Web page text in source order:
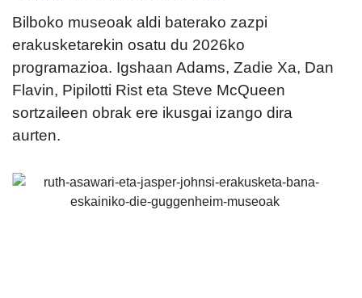
Bilboko museoak aldi baterako zazpi
erakusketarekin osatu du 2026ko
programazioa. Igshaan Adams, Zadie Xa, Dan
Flavin, Pipilotti Rist eta Steve McQueen
sortzaileen obrak ere ikusgai izango dira
aurten.